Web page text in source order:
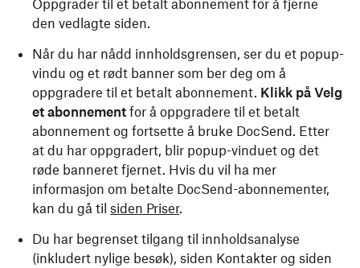
Oppgrader til et betalt abonnement for å fjerne
den vedlagte siden.
Når du har nådd innholdsgrensen, ser du et popup-
vindu og et rødt banner som ber deg om å
oppgradere til et betalt abonnement. Klikk på Velg
et abonnement for å oppgradere til et betalt
abonnement og fortsette å bruke DocSend. Etter
at du har oppgradert, blir popup-vinduet og det
røde banneret fjernet. Hvis du vil ha mer
informasjon om betalte DocSend-abonnementer,
kan du gå til siden Priser.
Du har begrenset tilgang til innholdsanalyse
(inkludert nylige besøk), siden Kontakter og siden